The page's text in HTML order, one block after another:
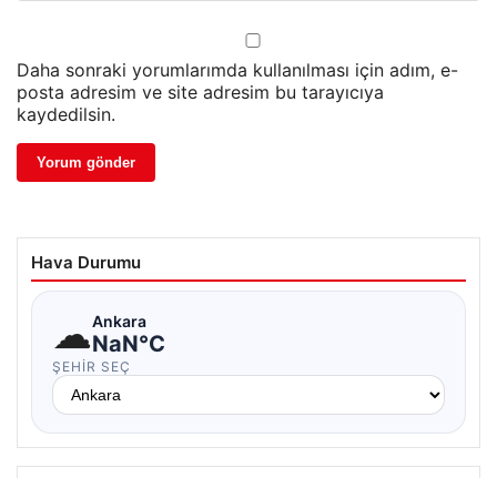
Daha sonraki yorumlarımda kullanılması için adım, e-
posta adresim ve site adresim bu tarayıcıya
kaydedilsin.
Hava Durumu
☁Ankara
NaN°C
ŞEHIR SEÇ